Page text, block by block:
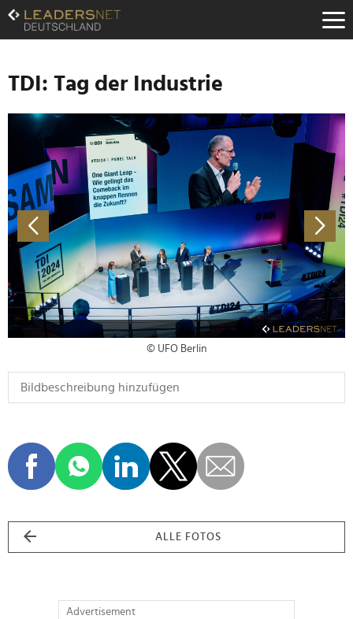
Zum
Inhalt
Zur
Navigation
Zur
Hauptnavigation
TDI: Tag der Industrie
© UFO Berlin
ALLE FOTOS
Advertisement